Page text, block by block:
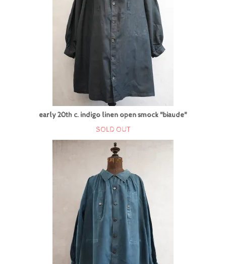
early 20th c. indigo linen open smock "biaude"
SOLD OUT